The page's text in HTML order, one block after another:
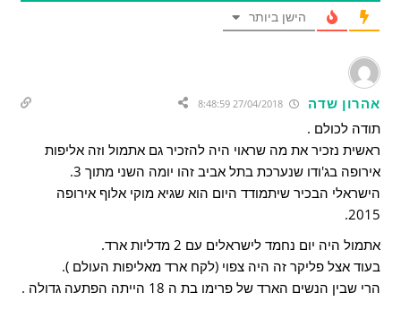
הישן ביותר
אהרון שדה
תודה לכולם .
ראשית נזכיר את מה שראוי היה להזכיר גם אתמול וזה אליפות
אירופה בג'ודו שנערכת בתל אביב זהו יומה השני מתוך 3.
הישראלי הבכיר שיתמודד היום הוא שגיא מוקי אלוף אירופה
2015.
אתמול היה יום נחמד לישראלים עם 2 מדליות ארד.
בעוד אצל פליקר זה היה צפוי (לקח ארד מאליפות העולם ).
הרי שבין הנשים הארד של פרימו בת ה 18 הייתה הפתעה גדולה .